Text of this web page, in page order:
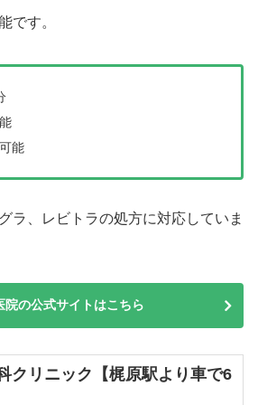
です。
能
ラ、レビトラの処方に対応していま
院の公式サイトはこちら
クリニック【梶原駅より車で6